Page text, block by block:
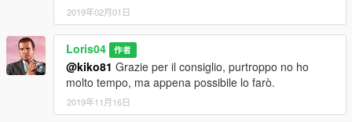
2019年02月01日
Loris04 作者
@kiko81 Grazie per il consiglio, purtroppo no ho
molto tempo, ma appena possibile lo farò.
2019年11月16日